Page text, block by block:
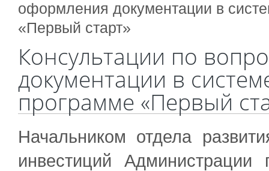
оформления документации в
«Первый старт»
Консультации по
документации в
программе «Первый
Начальником отдела
инвестиций